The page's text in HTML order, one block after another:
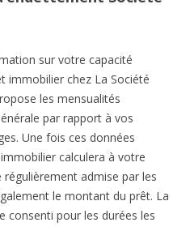
sur votre capacité
immobilier chez La Société
les mensualités
par rapport à vos
Une fois ces données
calculera à votre
admise par les
le montant du prêt. La
consenti pour les durées les